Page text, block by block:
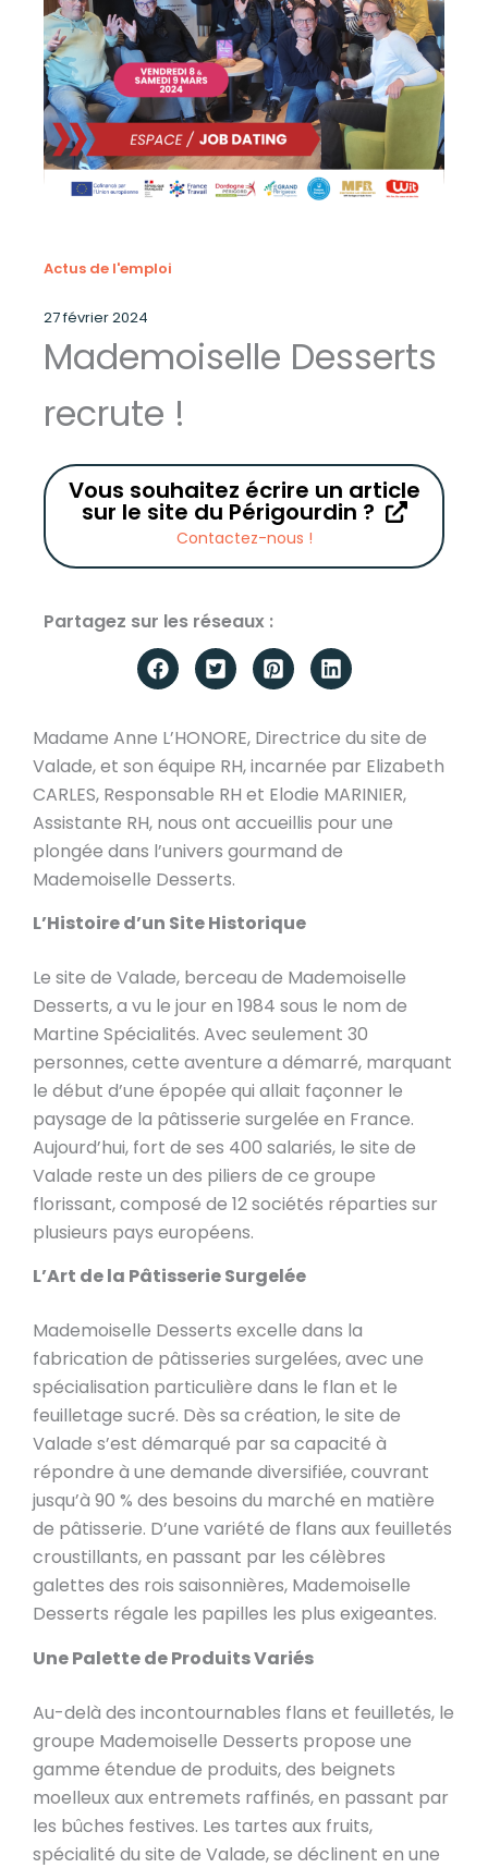
Actus de l'emploi
27 février 2024
Mademoiselle Desserts
recrute !
Vous souhaitez écrire un article
sur le site du Périgourdin ?
Contactez-nous !
Partagez sur les réseaux :
Madame Anne L’HONORE, Directrice du site de
Valade, et son équipe RH, incarnée par Elizabeth
CARLES, Responsable RH et Elodie MARINIER,
Assistante RH, nous ont accueillis pour une
plongée dans l’univers gourmand de
Mademoiselle Desserts.
L’Histoire d’un Site Historique
Le site de Valade, berceau de Mademoiselle
Desserts, a vu le jour en 1984 sous le nom de
Martine Spécialités. Avec seulement 30
personnes, cette aventure a démarré, marquant
le début d’une épopée qui allait façonner le
paysage de la pâtisserie surgelée en France.
Aujourd’hui, fort de ses 400 salariés, le site de
Valade reste un des piliers de ce groupe
florissant, composé de 12 sociétés réparties sur
plusieurs pays européens.
L’Art de la Pâtisserie Surgelée
Mademoiselle Desserts excelle dans la
fabrication de pâtisseries surgelées, avec une
spécialisation particulière dans le flan et le
feuilletage sucré. Dès sa création, le site de
Valade s’est démarqué par sa capacité à
répondre à une demande diversifiée, couvrant
jusqu’à 90 % des besoins du marché en matière
de pâtisserie. D’une variété de flans aux feuilletés
croustillants, en passant par les célèbres
galettes des rois saisonnières, Mademoiselle
Desserts régale les papilles les plus exigeantes.
Une Palette de Produits Variés
Au-delà des incontournables flans et feuilletés, le
groupe Mademoiselle Desserts propose une
gamme étendue de produits, des beignets
moelleux aux entremets raffinés, en passant par
les bûches festives. Les tartes aux fruits,
spécialité du site de Valade, se déclinent en une